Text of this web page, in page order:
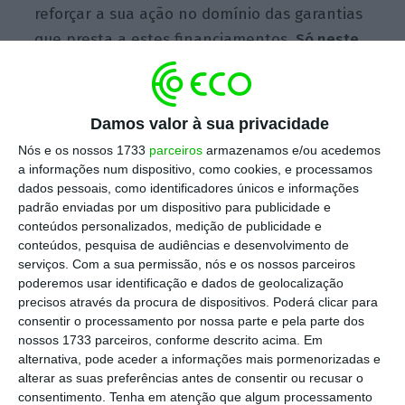
Damos valor à sua privacidade
Nós e os nossos 1733 parceiros armazenamos e/ou acedemos
a informações num dispositivo, como cookies, e processamos
dados pessoais, como identificadores únicos e informações
padrão enviadas por um dispositivo para publicidade e
conteúdos personalizados, medição de publicidade e
conteúdos, pesquisa de audiências e desenvolvimento de
serviços. Com a sua permissão, nós e os nossos parceiros
poderemos usar identificação e dados de geolocalização
precisos através da procura de dispositivos. Poderá clicar para
consentir o processamento por nossa parte e pela parte dos
nossos 1733 parceiros, conforme descrito acima. Em
alternativa, pode aceder a informações mais pormenorizadas e
alterar as suas preferências antes de consentir ou recusar o
consentimento. Tenha em atenção que algum processamento
reforçar a sua ação no domínio das garantias
que presta a estes financiamentos.Só neste
ano já foram assinados mais de 11.500
contratos, no valor de 3.100 milhões de euros”,
adiantou o ministro da Economia e da Coesão
cerimónia de inauguração das novas
instalações da Euronext no Porto. O
governante reforçou ainda que “este valor
compara com 540 milhões que foram
assinados durante todo o ano de 2024“.
Fomento contrata 2,8 mil milhões com garantias
pré-aprovadas
Ler Mais